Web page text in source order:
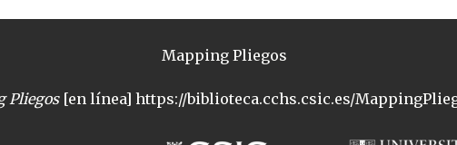
Mapping Pliegos
Pliegos[en línea] https://biblioteca.cchs.csic.es/